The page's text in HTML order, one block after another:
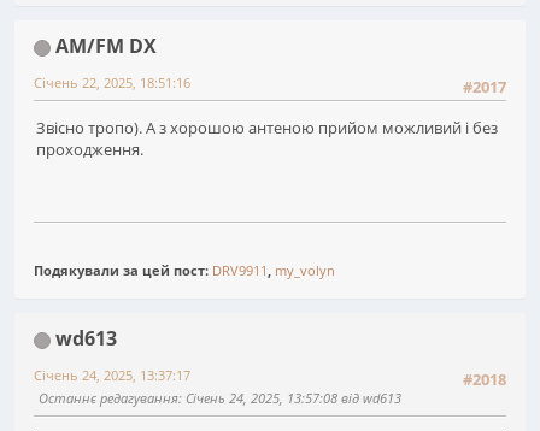
AM/FM DX
#2017
Січень 22, 2025, 18:51:16
Звісно тропо). А з хорошою антеною прийом можливий і без
проходження.
Подякували за цей пост: DRV9911, my_volyn
wd613
#2018
Січень 24, 2025, 13:37:17
Останнє редагування: Січень 24, 2025, 13:57:08 від wd613